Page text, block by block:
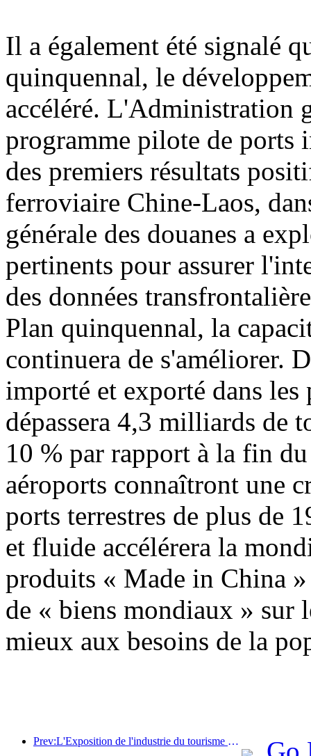
Il a également été signalé
quinquennal, le
accéléré. L'Administration
programme pilote de ports
des premiers résultats
ferroviaire Chine-Laos,
générale des douanes a
pertinents pour assurer
des données
Plan quinquennal, la
continuera de s'améliorer.
importé et exporté dans
dépassera 4,3 milliards de
10 % par rapport à la fin
aéroports connaîtront une
ports terrestres de plus de
et fluide accélérera la
produits « Made in China
de « biens mondiaux » sur
mieux aux besoins de la
Prev:L'Exposition de l'industrie du tourisme culturel de Chine 2025 se tiendra à Wuhan du 12 au 14 septembre.